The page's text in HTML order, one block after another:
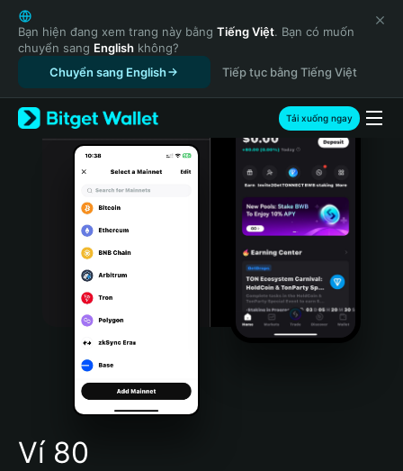
English
日本語
Tiếng Việt
Русский
Español (Latinoamérica)
Türkçe
Italiano
Português (Portugal)
Bahasa Indonesia
Português (Brasil)
Español (Argentina)
Bạn hiện đang xem trang này bằng Tiếng Việt. Bạn có muốn
chuyển sang English không?
Chuyển sang English
Tiếp tục bằng Tiếng Việt
Tải xuống ngay
Ví 80